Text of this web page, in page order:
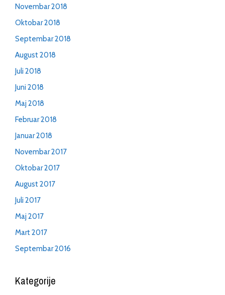
Novembar 2018
Oktobar 2018
Septembar 2018
August 2018
Juli 2018
Juni 2018
Maj 2018
Februar 2018
Januar 2018
Novembar 2017
Oktobar 2017
August 2017
Juli 2017
Maj 2017
Mart 2017
Septembar 2016
Kategorije